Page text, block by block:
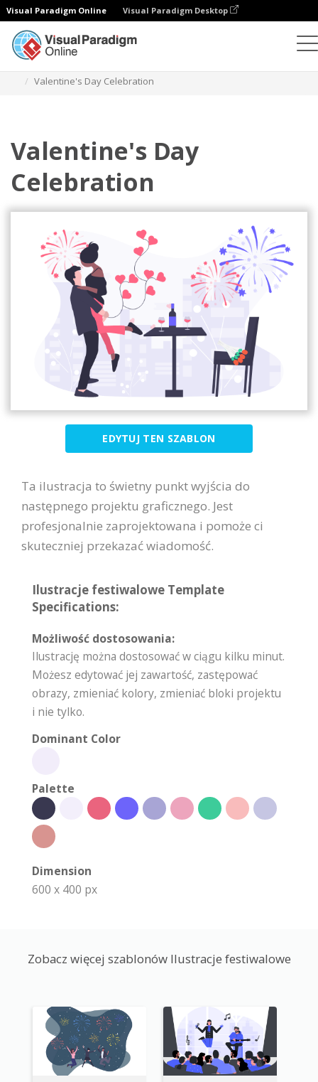
Visual Paradigm Online Visual Paradigm Desktop
Valentine's Day Celebration
Valentine's Day
Celebration
EDYTUJ TEN SZABLON
Ta ilustracja to świetny punkt wyjścia do
następnego projektu graficznego. Jest
profesjonalnie zaprojektowana i pomoże ci
skuteczniej przekazać wiadomość.
Ilustracje festiwalowe Template
Specifications:
Możliwość dostosowania:
Ilustrację można dostosować w ciągu kilku minut.
Możesz edytować jej zawartość, zastępować
obrazy, zmieniać kolory, zmieniać bloki projektu
i nie tylko.
Dominant Color
Palette
Dimension
600 x 400 px
Zobacz więcej szablonów Ilustracje festiwalowe